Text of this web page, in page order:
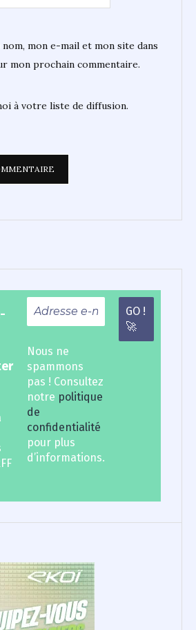
mon e-mail et mon site dans
mon prochain commentaire.
à votre liste de diffusion.
Nous ne
spammons
pas ! Consultez
notre politique
de
confidentialité
pour plus
d’informations.